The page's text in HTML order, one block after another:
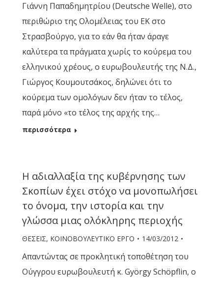
Γιάννη Παπαδημητρίου (Deutsche Welle), στο
περιθώριο της Ολομέλειας του ΕΚ στο
Στρασβούργο, για το εάν θα ήταν άραγε
καλύτερα τα πράγματα χωρίς το κούρεμα του
ελληνικού χρέους, ο ευρωβουλευτής της Ν.Δ.,
Γιώργος Κουμουτσάκος, δηλώνει ότι το
κούρεμα των ομολόγων δεν ήταν το τέλος,
παρά μόνο «το τέλος της αρχής της…
περισσότερα
Η αδιαλλαξία της κυβέρνησης των
Σκοπίων έχει στόχο να μονοπωλήσει
το όνομα, την ιστορία και την
γλώσσα μιας ολόκληρης περιοχής
ΘΕΣΕΙΣ, ΚΟΙΝΟΒΟΥΛΕΥΤΙΚΟ ΕΡΓΟ 14/03/2012
Απαντώντας σε προκλητική τοποθέτηση του
Ούγγρου ευρωβουλευτή κ. György Schöpflin, ο